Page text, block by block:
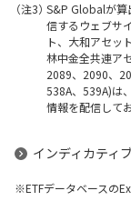
S&P Globalが算
信するウェブサ
ト、大和アセッ
林中金全共連ア
2089、2090、
538A、539A)は
情報を配信して
インディカティ
ETFデータベースの